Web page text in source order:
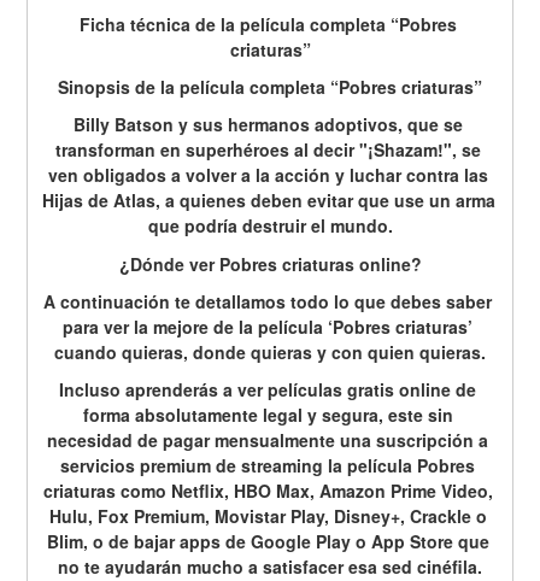
Ficha técnica de la película completa “Pobres
criaturas”
Sinopsis de la película completa “Pobres criaturas”
Billy Batson y sus hermanos adoptivos, que se
transforman en superhéroes al decir "¡Shazam!", se
ven obligados a volver a la acción y luchar contra las
Hijas de Atlas, a quienes deben evitar que use un arma
que podría destruir el mundo.
¿Dónde ver Pobres criaturas online?
A continuación te detallamos todo lo que debes saber
para ver la mejore de la película ‘Pobres criaturas’
cuando quieras, donde quieras y con quien quieras.
Incluso aprenderás a ver películas gratis online de
forma absolutamente legal y segura, este sin
necesidad de pagar mensualmente una suscripción a
servicios premium de streaming la película Pobres
criaturas como Netflix, HBO Max, Amazon Prime Video,
Hulu, Fox Premium, Movistar Play, Disney+, Crackle o
Blim, o de bajar apps de Google Play o App Store que
no te ayudarán mucho a satisfacer esa sed cinéfila.